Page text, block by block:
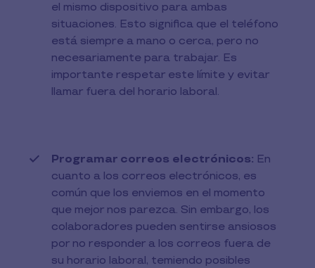
el mismo dispositivo para ambas
situaciones. Esto significa que el teléfono
está siempre a mano o cerca, pero no
necesariamente para trabajar. Es
importante respetar este límite y evitar
llamar fuera del horario laboral.
Programar correos electrónicos: En
cuanto a los correos electrónicos, es
común que los enviemos en el momento
que mejor nos parezca. Sin embargo, los
colaboradores pueden sentirse ansiosos
por no responder a los correos fuera de
su horario laboral, temiendo posibles